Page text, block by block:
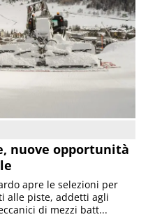
nuove opportunità
apre le selezioni per
alle piste, addetti agli
di mezzi batt...